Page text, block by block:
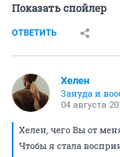
Показать спойлер
ОТВЕТИТЬ
Хелен
Зануда и
04 августа
Хелен, чего Вы от
Чтобы я стала